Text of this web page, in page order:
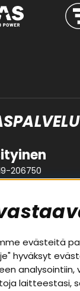
206750
evästeitä
hyväksyt
laitteestasi,